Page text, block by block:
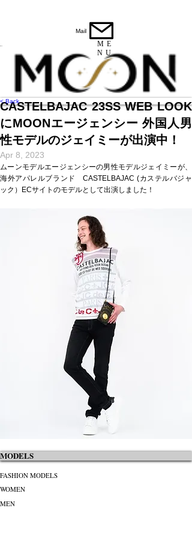
ME
NU
Mail
< Back
CASTELBAJAC 23SS WEB LOOK
にMOONエージェンシー 外国人男
性モデルのジェイミーが出演中！
Apr 8, 2023
ムーンモデルエージェンシーの男性モデルジェイミーが、
海外アパレルブランド CASTELBAJAC (カステルバジャ
ック）ECサイトのモデルとして出演しました！
Prev
Next
MODELS
FASHION MODELS
WOMEN
MEN